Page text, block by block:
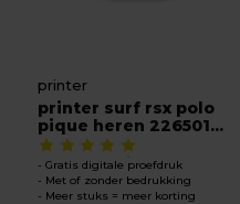
printer
printer surf rsx polo
pique heren 226501...
Gratis digitale proefdruk
Met of zonder bedrukking
Meer stuks = meer korting